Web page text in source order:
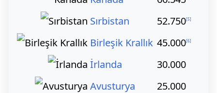
Sırbistan 52.750[5]
Birleşik Krallık 45.000[6]
İrlanda
30.000
Avusturya
25.000